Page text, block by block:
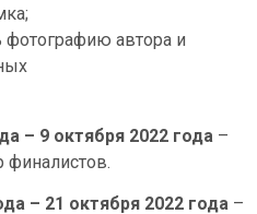
фотографию автора и
– 9 октября 2022 года –
финалистов.
– 21 октября 2022 года –